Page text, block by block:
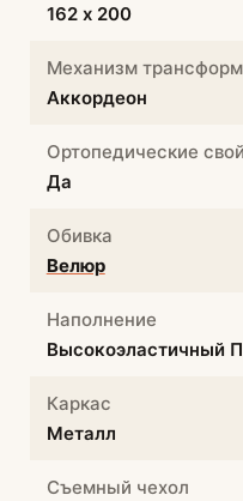
162 х 200
Механизм
Аккордеон
Ортопедические
Да
Обивка
Велюр
Наполнение
Высокоэластичный
Каркас
Металл
Съемный чехол